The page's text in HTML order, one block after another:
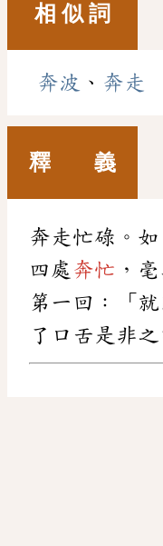
相 似 詞
奔波 、 奔走
釋 義
奔走忙碌。
四處 奔忙 ，
第一回：「
了口舌是非